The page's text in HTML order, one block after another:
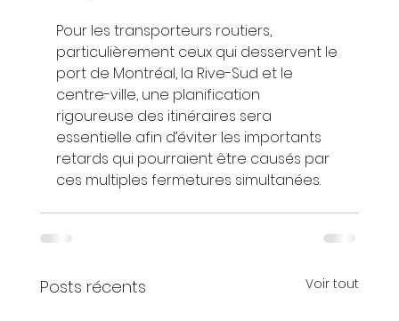
Pour les transporteurs routiers,
particulièrement ceux qui desservent le
port de Montréal, la Rive-Sud et le
centre-ville, une planification
rigoureuse des itinéraires sera
essentielle afin d’éviter les importants
retards qui pourraient être causés par
ces multiples fermetures simultanées.
Posts récents Voir tout